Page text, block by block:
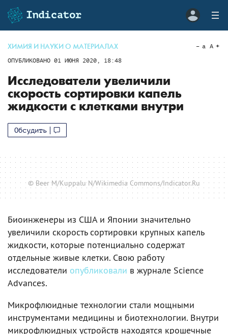
ХИМИЯ И НАУКИ О МАТЕРИАЛАХ
ОПУБЛИКОВАНО 01 ИЮНЯ 2020, 18:48
a A
Исследователи увеличили
скорость сортировки капель
жидкости с клетками внутри
Обсудить
© Beer M/Kuppalu N/Wikimedia Commons/Indicator.Ru
Биоинженеры из США и Японии значительно
увеличили скорость сортировки крупных капель
жидкости, которые потенциально содержат
отдельные живые клетки. Свою работу
исследователи опубликовали в журнале Science
Advances.
Микрофлюидные технологии стали мощными
инструментами медицины и биотехнологии. Внутри
микрофлюидных устройств находятся крошечные